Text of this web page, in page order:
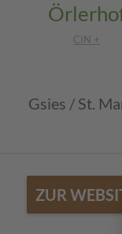
CIN +
Gsies / St.
ZUR